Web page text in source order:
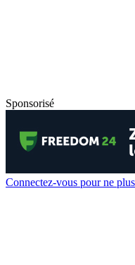
Sponsorisé
Connectez-vous pour ne